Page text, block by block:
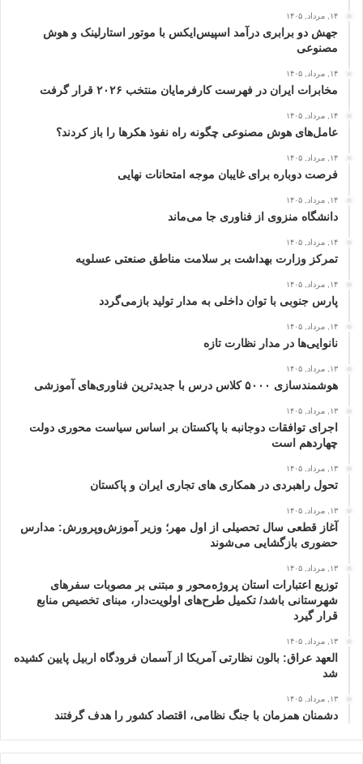
۱۴, مرداد, ۱۴۰۵
جهش دو برابری درآمد اسپیس‌ایکس با موتور استارلینک و هوش
مصنوعی
۱۴, مرداد, ۱۴۰۵
مخابرات ایران در فهرست کارفرمایان منتخب ۲۰۲۶ قرار گرفت
۱۴, مرداد, ۱۴۰۵
عامل‌های هوش مصنوعی چگونه راه نفوذ هکرها را باز کردند؟
۱۴, مرداد, ۱۴۰۵
فرصت دوباره برای غایبان موجه امتحانات نهایی
۱۴, مرداد, ۱۴۰۵
دانشگاه منزوی از فناوری جا می‌ماند
۱۴, مرداد, ۱۴۰۵
تمرکز وزارت بهداشت بر سلامت مناطق صنعتی عسلویه
۱۴, مرداد, ۱۴۰۵
پارس جنوبی با توان داخلی به مدار تولید بازمی‌گردد
۱۴, مرداد, ۱۴۰۵
نانوایی‌ها در مدار نظارت تازه
۱۳, مرداد, ۱۴۰۵
هوشمندسازی ۵۰۰۰ کلاس درس با جدیدترین فناوری‌های آموزشی
۱۳, مرداد, ۱۴۰۵
اجرای توافقات دوجانبه با پاکستان بر اساس سیاست محوری دولت
چهاردهم است
۱۳, مرداد, ۱۴۰۵
تحول راهبردی در همکاری های تجاری ایران و پاکستان
۱۳, مرداد, ۱۴۰۵
آغاز قطعی سال تحصیلی از اول مهر؛ وزیر آموزش‌وپرورش: مدارس
حضوری بازگشایی می‌شوند
۱۳, مرداد, ۱۴۰۵
توزیع اعتبارات استان پروژه‌محور و مبتنی بر مصوبات سفرهای
شهرستانی باشد/ تکمیل طرح‌های اولویت‌دار، مبنای تخصیص منابع
قرار گیرد
۱۳, مرداد, ۱۴۰۵
العهد عراق: بالون نظارتی آمریکا از آسمان فرودگاه اربیل پایین کشیده
شد
۱۳, مرداد, ۱۴۰۵
دشمنان همزمان با جنگ نظامی، اقتصاد کشور را هدف گرفتند